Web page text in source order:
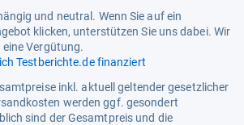
und neutral. Wenn Sie auf ein
klicken, unterstützen Sie uns dabei. Wir
Vergütung.
Testberichte.de finanziert
inkl. aktuell geltender gesetzlicher
werden ggf. gesondert
sind der Gesamtpreis und die